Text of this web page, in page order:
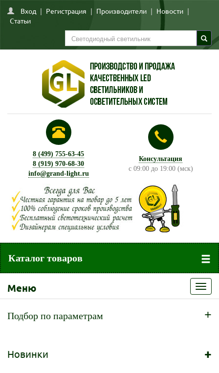
Вход | Регистрация | Производители | Новости |
Статьи
8 (499) 755-63-45
8 (919) 970-68-30
info@grand-light.ru
Консультация
с 09:00 до 19:00 (мск)
Каталог товаров
Меню
Подбор по параметрам +
Новинки +